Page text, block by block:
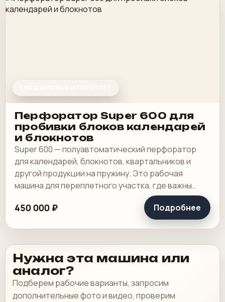
Перфоратор Super 600 для
пробивки блоков календарей
и блокнотов
Super 600 — полуавтоматический перфоратор
для календарей, блокнотов, квартальников и
другой продукции на пружину. Это рабочая
машина для переплетного участка, где важны
широкая зона пробивки, быстрая смена
инструмента и.
450 000 ₽ Подробнее
Нужна эта машина или
аналог?
Подберем рабочие варианты, запросим
дополнительные фото и видео, проверим